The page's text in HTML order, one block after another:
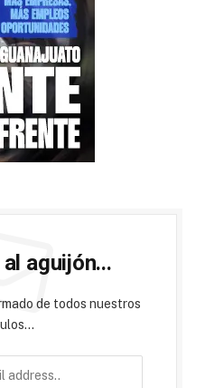
aguijón...
de todos nuestros